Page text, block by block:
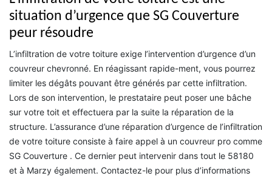
situation d’urgence que SG Couverture
peur résoudre
L’infiltration de votre toiture exige l’intervention d’urgence d’un
couvreur chevronné. En réagissant rapide-ment, vous pourrez
limiter les dégâts pouvant être générés par cette infiltration.
Lors de son intervention, le prestataire peut poser une bâche
sur votre toit et effectuera par la suite la réparation de la
structure. L’assurance d’une réparation d’urgence de l’infiltration
de votre toiture consiste à faire appel à un couvreur pro comme
SG Couverture . Ce dernier peut intervenir dans tout le 58180
et à Marzy également. Contactez-le pour plus d’informations